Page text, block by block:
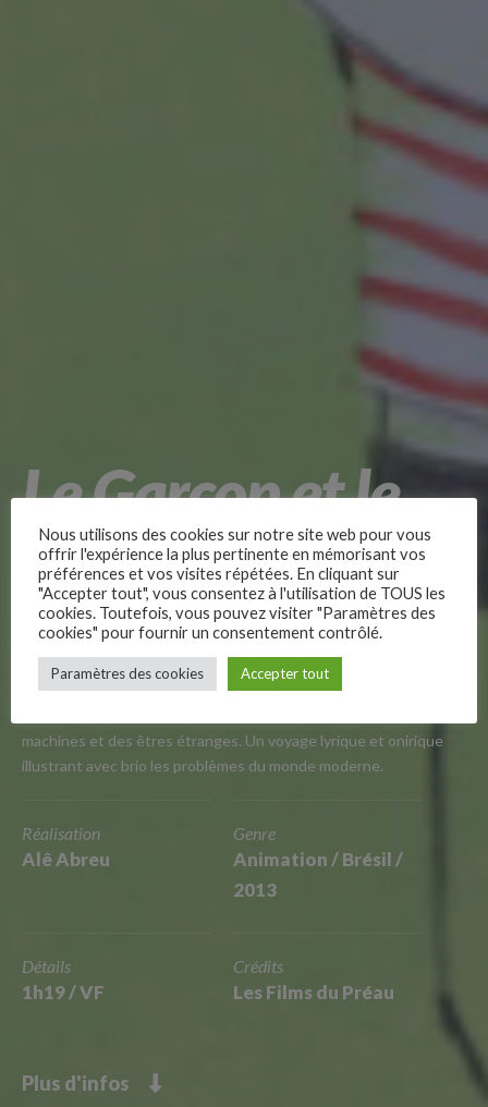
Follow Us
Le Garçon et le
Monde
À la recherche de son père, un garçon quitte son village et
machines et des êtres étranges. Un voyage lyrique et onirique
illustrant avec brio les problèmes du monde moderne.
Réalisation
Alê Abreu
Genre
Animation / Brésil /
2013
Détails
1h19 / VF
Crédits
Les Films du Préau
Plus d'infos
Nous utilisons des cookies sur notre site web pour vous
offrir l'expérience la plus pertinente en mémorisant vos
préférences et vos visites répétées. En cliquant sur
"Accepter tout", vous consentez à l'utilisation de TOUS les
cookies. Toutefois, vous pouvez visiter "Paramètres des
cookies" pour fournir un consentement contrôlé.
Paramètres des cookies Accepter tout